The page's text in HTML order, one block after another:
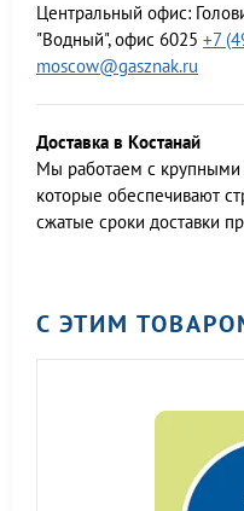
Центральный офис:
"Водный", офис 6025 +7
moscow@gasznak.ru
Доставка в Костанай
Мы работаем c крупными
которые обеспечивают
сжатые сроки доставки
С ЭТИМ